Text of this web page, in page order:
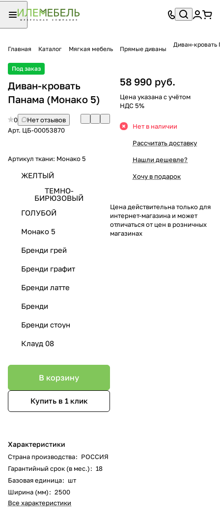
Главная Каталог Мягкая мебель Прямые диваны
Диван-кровать
Под заказ
Диван-кровать
Панама (Монако 5)
0
Нет отзывов
Арт. ЦБ-00053870
Артикул ткани: Монако 5
ЖЕЛТЫЙ
ТЕМНО-
БИРЮЗОВЫЙ
ГОЛУБОЙ
Монако 5
Бренди грей
Бренди графит
Бренди латте
Бренди
Бренди стоун
Клауд 08
В корзину
Купить в 1 клик
Характеристики
Страна производства: РОССИЯ
Гарантийный срок (в мес.): 18
Базовая единица: шт
Ширина (мм): 2500
Все характеристики
58 990 руб.
Цена указана с учётом
НДС 5%
Нет в наличии
Рассчитать доставку
Нашли дешевле?
Хочу в подарок
Цена действительна только для
интернет-магазина и может
отличаться от цен в розничных
магазинах